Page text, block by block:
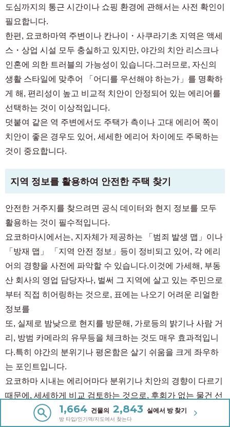
도심까지의 통근 시간이나 쇼핑 환경에 관해서는 사전 확인이
필요합니다.
한편, 요코하마역 주변이나 칸나이・사쿠라기초 지역은 액세
스・상업 시설 모두 충실하고 있지만, 야간의 치안 리스크나
인혼에 의한 트러블의 가능성이 있습니다.그러므로, 자신의
생활 스타일에 맞추어 「어디를 우선해야 하는가」를 명확하
게 해, 편리성이 높고 비교적 치안이 안정되어 있는 에리어를
선택하는 것이 이상적입니다.
덧붙여 같은 역 주변에서도 주택가 측이나 고대 에리어 쪽이
치안이 좋은 경우도 있어, 세세한 에리어 차이에도 주목하는
것이 중요합니다.
지역 정보를 활용하여 안전한 주택 찾기
안전한 거주지를 찾으려면 공식 데이터와 현지 정보를 모두
활용하는 것이 필수적입니다.
요코하마시에서는, 지자체가 제공하는 「범죄 발생 맵」이나
「방재 맵」 「지역 안전 정보」등이 정비되고 있어, 각 에리
어의 경향을 사전에 파악할 수 있습니다.이것에 가세해, 부동
산 회사의 영업 담당자나, 벌써 그 지역에 살고 있는 주민으로
부터 직접 히어링하는 것으로, 표에는 나오기 어려운 리얼한
정보를
또, 실제로 밤낮으로 현지를 방문해, 가로등의 밝기나 사람 거
리, 방범 카메라의 유무등을 체크하는 것도 매우 효과적입니
다.특히 야간의 분위기나 평온함은 살기 쉬움을 크게 좌우하
는 포인트입니다.
요코하마 시내는 에리어마다 분위기나 치안의 경향이 다르기
때문에, 세세하게 비교 검토하는 것으로, 후회가 없는 물건 선
택으로 연결됩니다.입주전의 아래 조사와 현지 시찰을 조합
해, 안전・쾌적한 생활 환경을 실현합시다.
1,664 건물의 2,843 실에서 방 찾기
방 타입/인기역/지도에서 찾는다